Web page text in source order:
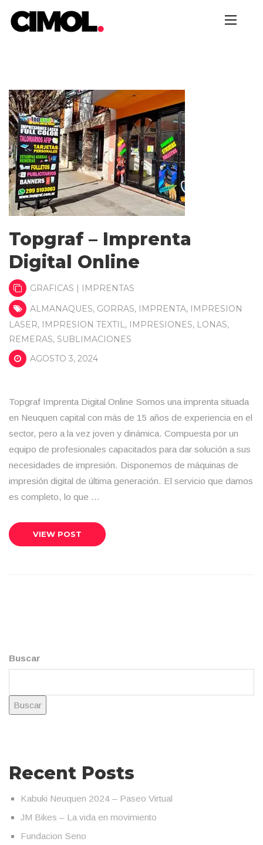
Topgraf – Imprenta
Digital Online
GRAFICAS | IMPRENTAS
ALMANAQUES, GORRAS, IMPRENTA, IMPRESION
LASER, IMPRESION TEXTIL, IMPRESIONES, LONAS,
REMERAS, SUBLIMACIONES
AGOSTO 3, 2024
Topgraf Imprenta Digital Online Somos una imprenta situada
en Neuquen capital con más de 15 años de experiencia en el
sector, pero a la vez joven y dinámica. Compuesta por un
equipo de profesionales capacitados para dar solución a sus
necesidades de impresión. Disponemos de máquinas de
impresión digital de última generación. El servicio que damos
es completo, lo que …
VIEW POST
Buscar
Buscar
Recent Posts
Kabuki Neuquen 2024 – Paseo Virtual
JM Bikes – La vida en movimiento
Fundacion Seno